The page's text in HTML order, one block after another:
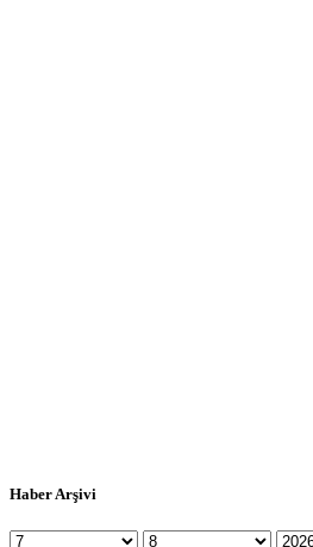
Haber Arşivi